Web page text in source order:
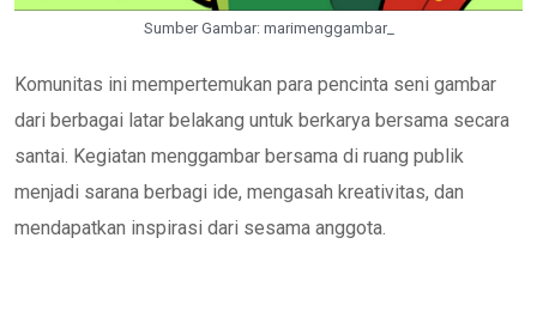
Sumber Gambar: marimenggambar_
Komunitas ini mempertemukan para pencinta seni gambar
dari berbagai latar belakang untuk berkarya bersama secara
santai. Kegiatan menggambar bersama di ruang publik
menjadi sarana berbagi ide, mengasah kreativitas, dan
mendapatkan inspirasi dari sesama anggota.